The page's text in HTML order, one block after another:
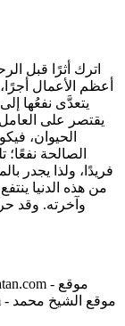
اترك أثرًا قبل
أعظم الأعمال
يتعدَّى نفعُها
يقتصر على
الحيوان،
الصالحة
فريدًا، ولذا يجدر
من هذه الدنيا
وآخرته. وقد